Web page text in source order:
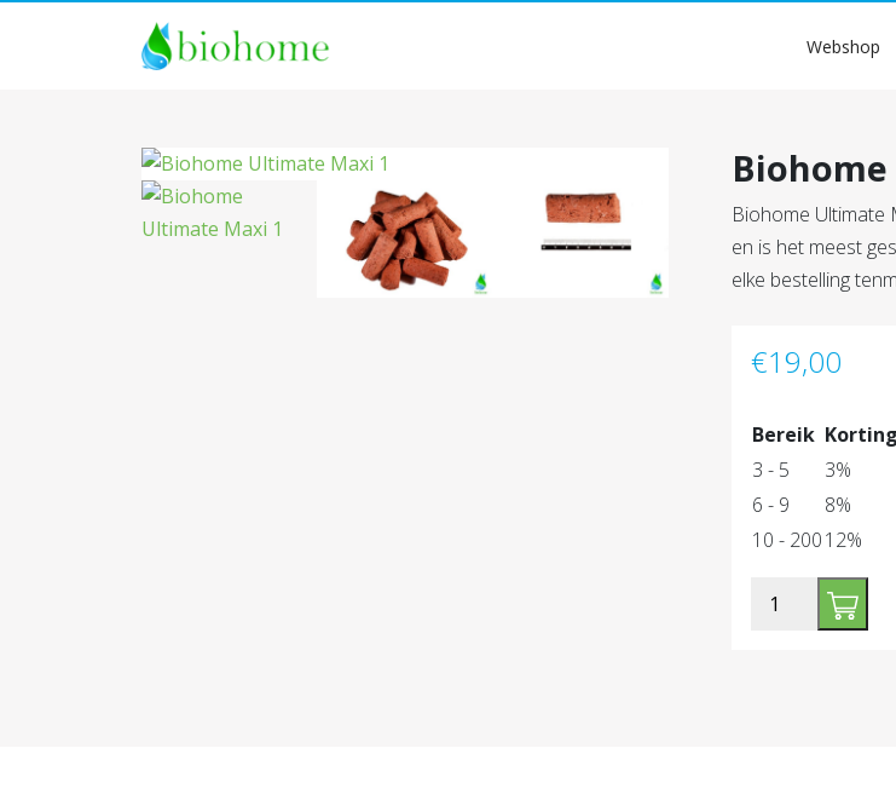
Webshop
Biohome Ultimate
en is het meest
elke bestelling
€19,00
Bereik Korting
3 - 5
3%
6 - 9
8%
10 - 20012%
Biohome
Ultimate